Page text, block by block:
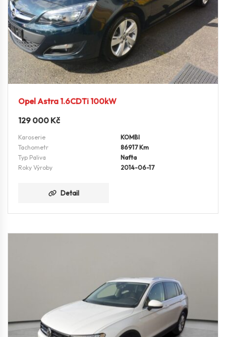
Opel Astra 1.6CDTi 100kW
129 000 Kč
Karoserie
KOMBI
Tachometr
86917 Km
Typ Paliva
Nafta
Roky Výroby
2014-06-17
Detail